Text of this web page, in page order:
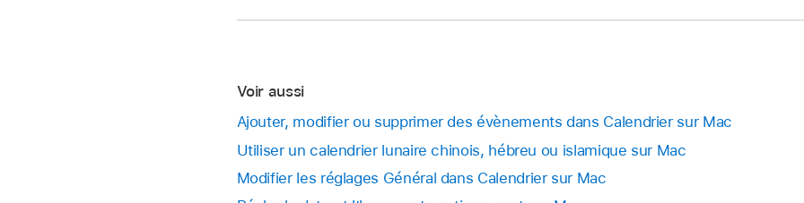
Voir aussi
Ajouter, modifier ou supprimer des évènements dans Calendrier sur Mac
Utiliser un calendrier lunaire chinois, hébreu ou islamique sur Mac
Modifier les réglages Général dans Calendrier sur Mac